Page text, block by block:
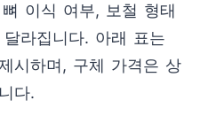
이식 여부, 보철 형태
라집니다. 아래 표는
시하며, 구체 가격은 상
다.